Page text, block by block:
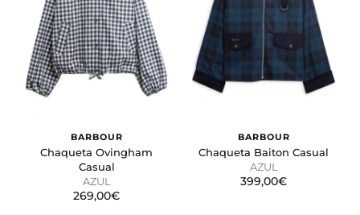
BARBOUR
Chaqueta Ovingham
Casual
AZUL
269,00€
BARBOUR
Chaqueta Baiton Casual
AZUL
399,00€